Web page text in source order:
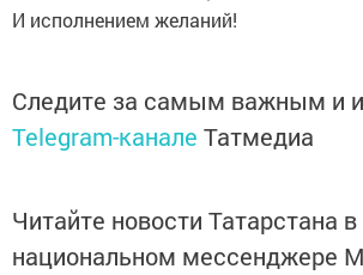
И исполнением желаний!
Следите за самым важным и
Telegram-канале Татмедиа
Читайте новости Татарстана в
национальном мессенджере